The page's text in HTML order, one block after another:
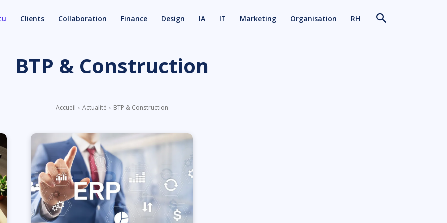
Clients Collaboration Finance Design IA IT Marketing Organisation RH
BTP & Construction
Accueil Actualité BTP & Construction